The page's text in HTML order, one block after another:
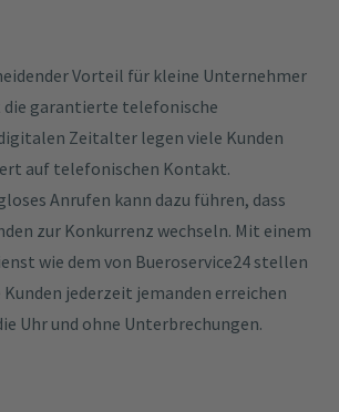
Vorteil für kleine Unternehmer
die garantierte telefonische
Zeitalter legen viele Kunden
auf telefonischen Kontakt.
Anrufen kann dazu führen, dass
zur Konkurrenz wechseln. Mit einem
wie dem von Bueroservice24 stellen
Kunden jederzeit jemanden erreichen
Uhr und ohne Unterbrechungen.